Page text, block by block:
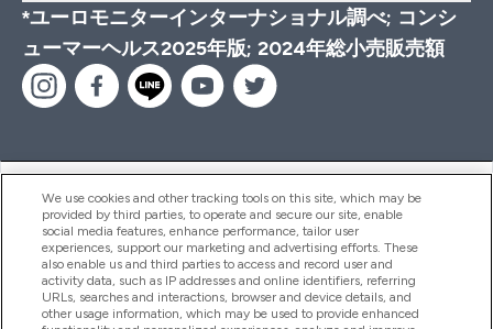
*ユーロモニターインターナショナル調べ; コンシ
ューマーヘルス2025年版; 2024年総小売販売額
ヘルプ＆ガイド
商品について
We use cookies and other tracking tools on this site, which may be
provided by third parties, to operate and secure our site, enable
social media features, enhance performance, tailor user
experiences, support our marketing and advertising efforts. These
also enable us and third parties to access and record user and
activity data, such as IP addresses and online identifiers, referring
URLs, searches and interactions, browser and device details, and
other usage information, which may be used to provide enhanced